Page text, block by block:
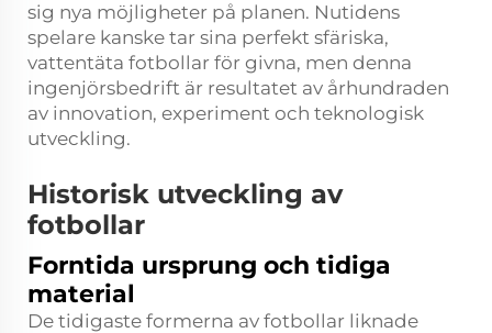
sig nya möjligheter på planen. Nutidens
spelare kanske tar sina perfekt sfäriska,
vattentäta fotbollar för givna, men denna
ingenjörsbedrift är resultatet av århundraden
av innovation, experiment och teknologisk
utveckling.
Historisk utveckling av
fotbollar
Forntida ursprung och tidiga
material
De tidigaste formerna av fotbollar liknade